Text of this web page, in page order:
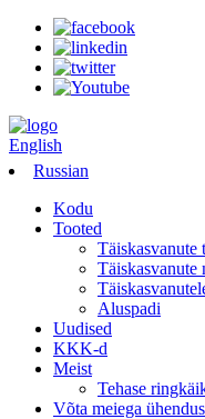
English
Russian
Kodu
Tooted
Täiskasvanute
Täiskasvanute
Aluspadi
Uudised
KKK-d
Meist
Tehase
Võta meiega